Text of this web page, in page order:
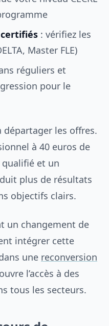
: vérifiez les
Master FLE)
réguliers et
pour le
départager les offres.
à 40 euros de
qualifié et un
plus de résultats
objectifs clairs.
un changement de
intégrer cette
une reconversion
l’accès à des
tous les secteurs.